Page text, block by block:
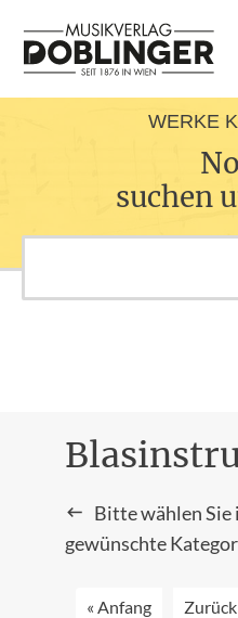
WERKE
suchen
Bitte wählen
gewünschte
« Anfang Zurück